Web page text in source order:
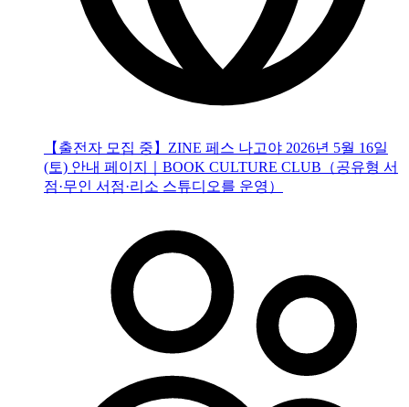
【출전자 모집 중】ZINE 페스 나고야 2026년 5월 16일
(토) 안내 페이지｜BOOK CULTURE CLUB（공유형 서
점·무인 서점·리소 스튜디오를 운영）